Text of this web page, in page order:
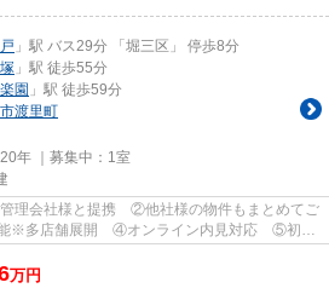
」駅 バス29分 「堀三区」 停歩8分
」駅 徒歩55分
園 」駅 徒歩59分
渡里町
年 ｜募集中： 1室
管理会社様と提携 ②他社様の物件もまとめてご
※多店舗展開 ④オンライン内見対応 ⑤初期
万円